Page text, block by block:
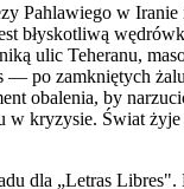
Pahlawiego w
błyskotliwą
ulic Teheranu,
zamkniętych
obalenia, by
kryzysie. Świat
dla „Letras